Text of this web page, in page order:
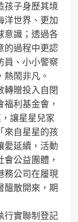
孩子身歷其境
洋世界、更加
意識；透過各
的過程中更認
員、小小警察
鬧非凡。
轉贈投入自閉
利基金會，
讓星星兒家
來自星星的孩
愛延續，活動
公益團體，
務公司在履現
醞散開來，期
行實聯制登記